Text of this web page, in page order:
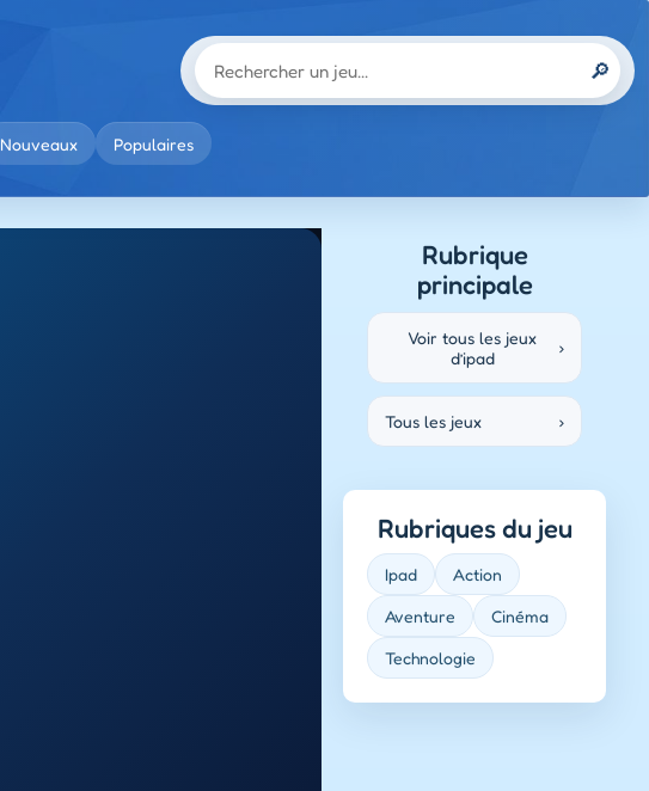
🔎
Nouveaux Populaires
Rubrique
principale
Voir tous les jeux
d’ipad
›
Tous les jeux ›
Rubriques du jeu
Ipad Action
Aventure Cinéma
Technologie